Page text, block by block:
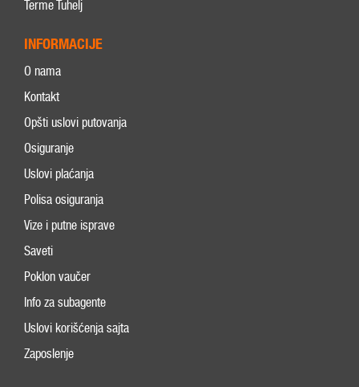
Terme Tuhelj
INFORMACIJE
O nama
Kontakt
Opšti uslovi putovanja
Osiguranje
Uslovi plaćanja
Polisa osiguranja
Vize i putne isprave
Saveti
Poklon vaučer
Info za subagente
Uslovi korišćenja sajta
Zaposlenje